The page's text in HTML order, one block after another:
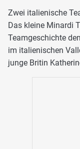
Zwei italienische
Das kleine Minardi
Teamgeschichte
im italienischen
junge Britin